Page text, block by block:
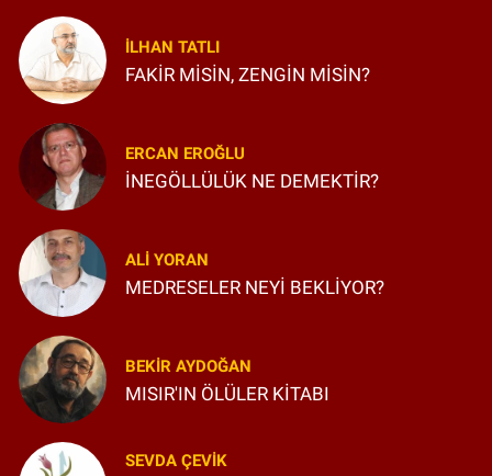
İLHAN TATLI
FAKİR MİSİN, ZENGİN MİSİN?
ERCAN EROĞLU
İNEGÖLLÜLÜK NE DEMEKTİR?
ALI YORAN
MEDRESELER NEYİ BEKLİYOR?
BEKIR AYDOĞAN
MISIR'IN ÖLÜLER KİTABI
SEVDA ÇEVIK